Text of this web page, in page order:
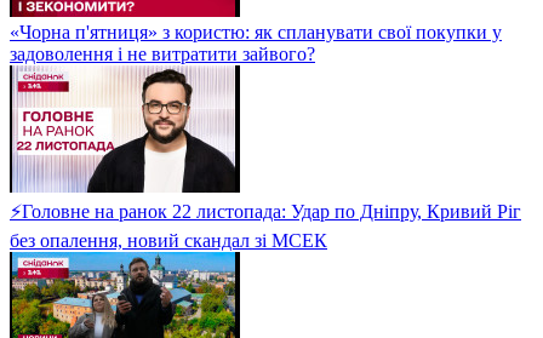
«Чорна п'ятниця» з користю: як спланувати свої покупки у
задоволення і не витратити зайвого?
⚡Головне на ранок 22 листопада: Удар по Дніпру, Кривий Ріг
без опалення, новий скандал зі МСЕК